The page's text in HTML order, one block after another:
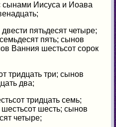
Иисуса и Иоава
пятьдесят четыре;
пять; сынов
Ванния шестьсот сорок
тридцать три; сынов
два;
тридцать семь;
шесть; сынов
четыре;